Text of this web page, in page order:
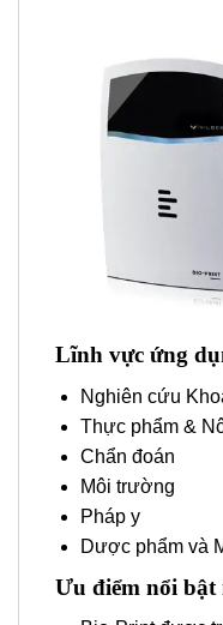
Lĩnh vực ứng
Nghiên cứu
Thực phẩm &
Chẩn đoán
Môi trường
Pháp y
Dược phẩm và
Ưu điểm nổi